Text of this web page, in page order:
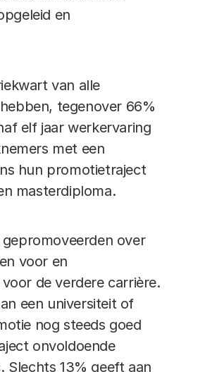
en
van alle
tegenover 66%
elf jaar werkervaring
met een
hun promotietraject
masterdiploma.
over
voor en
de verdere carrière.
een universiteit of
nog steeds goed
onvoldoende
13% geeft aan